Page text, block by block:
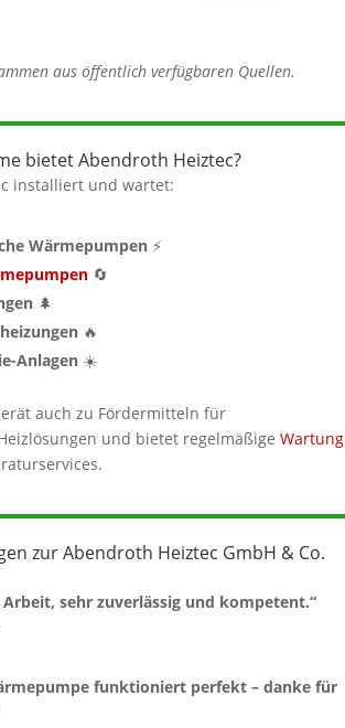
aus öffentlich verfügbaren Quellen.
bietet Abendroth Heiztec?
installiert und wartet:
Wärmepumpen ⚡
🔄
🌲
🔥
Anlagen ☀️
auch zu Fördermitteln für
und bietet regelmäßige Wartung
zur Abendroth Heiztec GmbH & Co.
Arbeit, sehr zuverlässig und kompetent.“
funktioniert perfekt – danke für